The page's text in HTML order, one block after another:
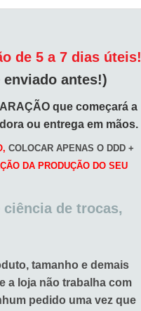
de 5 a 7 dias úteis!
antes!)
que começará a
ou entrega em mãos.
COLOCAR APENAS O DDD +
DA PRODUÇÃO DO SEU
ciência de trocas,
tamanho e demais
a loja não trabalha com
pedido uma vez que